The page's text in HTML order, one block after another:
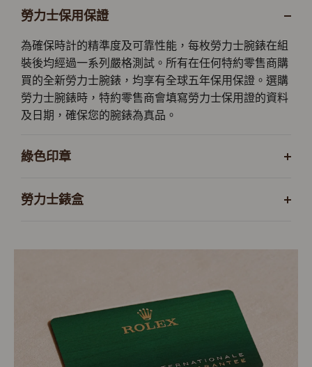
勞力士保用保證
為確保時計的精準度及可靠性能，每枚勞力士腕錶在組
裝後均經過一系列嚴格測試。所有在任何特約零售商購
買的全新勞力士腕錶，均享有全球五年保用保證。選購
勞力士腕錶時，特約零售商會填寫勞力士保用證的資料
及日期，確保您的腕錶為真品。
綠色印章
勞力士錶盒